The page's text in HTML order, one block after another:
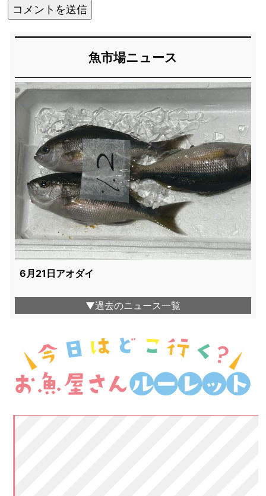
魚市場ニュース
6月21日アオダイ
▼過去のニュース一覧